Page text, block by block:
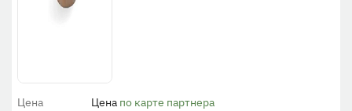
Цена Цена по карте партнера